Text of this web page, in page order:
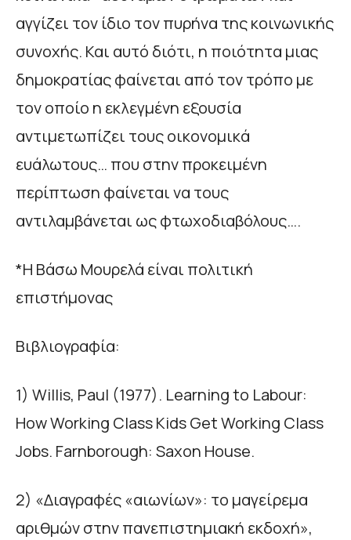
αγγίζει τον ίδιο τον πυρήνα της κοινωνικής
συνοχής. Και αυτό διότι, η ποιότητα μιας
δημοκρατίας φαίνεται από τον τρόπο με
τον οποίο η εκλεγμένη εξουσία
αντιμετωπίζει τους οικονομικά
ευάλωτους… που στην προκειμένη
περίπτωση φαίνεται να τους
αντιλαμβάνεται ως φτωχοδιαβόλους….
*Η Βάσω Μουρελά είναι πολιτική
επιστήμονας
Βιβλιογραφία:
1) Willis, Paul (1977). Learning to Labour:
How Working Class Kids Get Working Class
Jobs. Farnborough: Saxon House.
2) «Διαγραφές «αιωνίων»: το μαγείρεμα
αριθμών στην πανεπιστημιακή εκδοχή»,